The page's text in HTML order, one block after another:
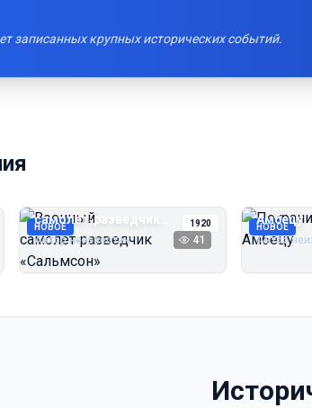
записанных крупных исторических событий.
НОВОЕ 1920
Военный
самолёт‑разведчик
«Сальмсон»
Автор неизвестен 41
НОВОЕ
Амбецу
Автор